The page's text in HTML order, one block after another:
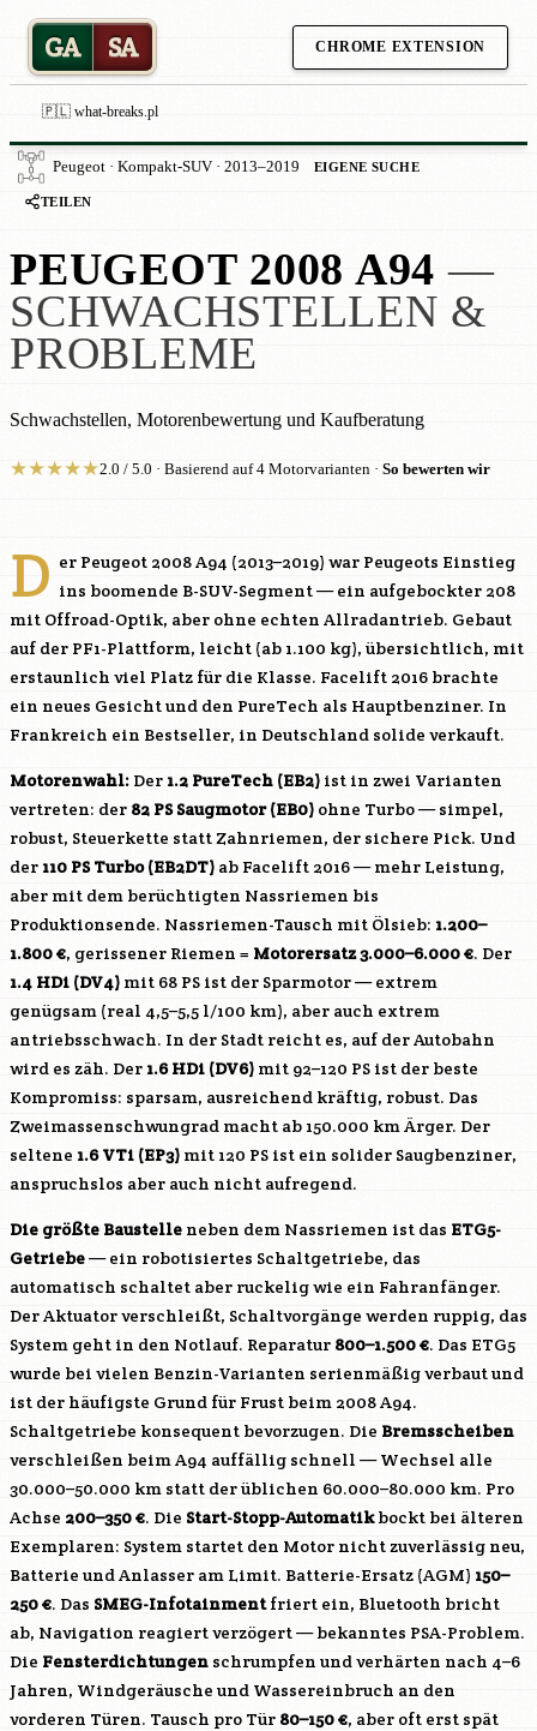
GA SA CHROME EXTENSION
🇵🇱 what-breaks.pl
Peugeot · Kompakt-SUV · 2013–2019 EIGENE SUCHE
TEILEN
PEUGEOT 2008 A94 —
SCHWACHSTELLEN &
PROBLEME
Schwachstellen, Motorenbewertung und Kaufberatung
★★★★★2.0 / 5.0 · Basierend auf 4 Motorvarianten · So bewerten wir
D er Peugeot 2008 A94 (2013–2019) war Peugeots Einstieg
ins boomende B-SUV-Segment — ein aufgebockter 208
mit Offroad-Optik, aber ohne echten Allradantrieb. Gebaut
auf der PF1-Plattform, leicht (ab 1.100 kg), übersichtlich, mit
erstaunlich viel Platz für die Klasse. Facelift 2016 brachte
ein neues Gesicht und den PureTech als Hauptbenziner. In
Frankreich ein Bestseller, in Deutschland solide verkauft.
Motorenwahl: Der 1.2 PureTech (EB2) ist in zwei Varianten
vertreten: der 82 PS Saugmotor (EB0) ohne Turbo — simpel,
robust, Steuerkette statt Zahnriemen, der sichere Pick. Und
der 110 PS Turbo (EB2DT) ab Facelift 2016 — mehr Leistung,
aber mit dem berüchtigten Nassriemen bis
Produktionsende. Nassriemen-Tausch mit Ölsieb: 1.200–
1.800 €, gerissener Riemen = Motorersatz 3.000–6.000 €. Der
1.4 HDi (DV4) mit 68 PS ist der Sparmotor — extrem
genügsam (real 4,5–5,5 l/100 km), aber auch extrem
antriebsschwach. In der Stadt reicht es, auf der Autobahn
wird es zäh. Der 1.6 HDi (DV6) mit 92–120 PS ist der beste
Kompromiss: sparsam, ausreichend kräftig, robust. Das
Zweimassenschwungrad macht ab 150.000 km Ärger. Der
seltene 1.6 VTi (EP3) mit 120 PS ist ein solider Saugbenziner,
anspruchslos aber auch nicht aufregend.
Die größte Baustelle neben dem Nassriemen ist das ETG5-
Getriebe— ein robotisiertes Schaltgetriebe, das
automatisch schaltet aber ruckelig wie ein Fahranfänger.
Der Aktuator verschleißt, Schaltvorgänge werden ruppig, das
System geht in den Notlauf. Reparatur 800–1.500 €. Das ETG5
wurde bei vielen Benzin-Varianten serienmäßig verbaut und
ist der häufigste Grund für Frust beim 2008 A94.
Schaltgetriebe konsequent bevorzugen. Die Bremsscheiben
verschleißen beim A94 auffällig schnell — Wechsel alle
30.000–50.000 km statt der üblichen 60.000–80.000 km. Pro
Achse 200–350 €. Die Start-Stopp-Automatikbockt bei älteren
Exemplaren: System startet den Motor nicht zuverlässig neu,
Batterie und Anlasser am Limit. Batterie-Ersatz (AGM) 150–
250 €. Das SMEG-Infotainmentfriert ein, Bluetooth bricht
ab, Navigation reagiert verzögert — bekanntes PSA-Problem.
Die Fensterdichtungen schrumpfen und verhärten nach 4–6
Jahren, Windgeräusche und Wassereinbruch an den
vorderen Türen. Tausch pro Tür 80–150 €, aber oft erst spät